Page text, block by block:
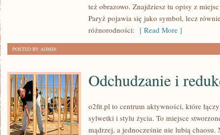
DZIEDZICTWO
też obrazowo. Znajdziesz tu opisy z
Paryż pojawia się jako symbol, lecz
różnorodności: [ Read More ]
POSTED BY ADMIN
Odchudzanie i
o2fit.pl to centrum aktywności, które
sylwetki i stylu życia. To miejsce
mądrzej, a jednocześnie nie lubią chaosu.